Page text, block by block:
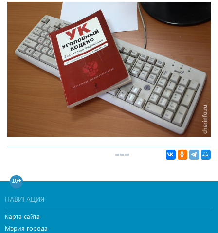
16+
НАВИГАЦИЯ
Карта сайта
Мэрия города